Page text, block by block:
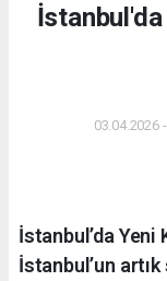
03.04.2026
İstanbul’da
İstanbul’un